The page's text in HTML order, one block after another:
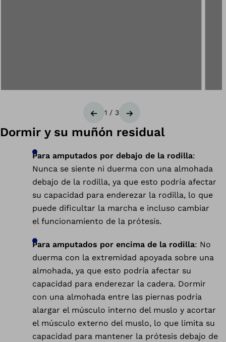
Anterior
1 / 3 Siguiente
Dormir y su muñón residual
Para amputados por debajo de la rodilla:
Nunca se siente ni duerma con una almohada
debajo de la rodilla, ya que esto podría afectar
su capacidad para enderezar la rodilla, lo que
puede dificultar la marcha e incluso cambiar
el funcionamiento de la prótesis.
Para amputados por encima de la rodilla: No
duerma con la extremidad apoyada sobre una
almohada, ya que esto podría afectar su
capacidad para enderezar la cadera. Dormir
con una almohada entre las piernas podría
alargar el músculo interno del muslo y acortar
el músculo externo del muslo, lo que limita su
capacidad para mantener la prótesis debajo de